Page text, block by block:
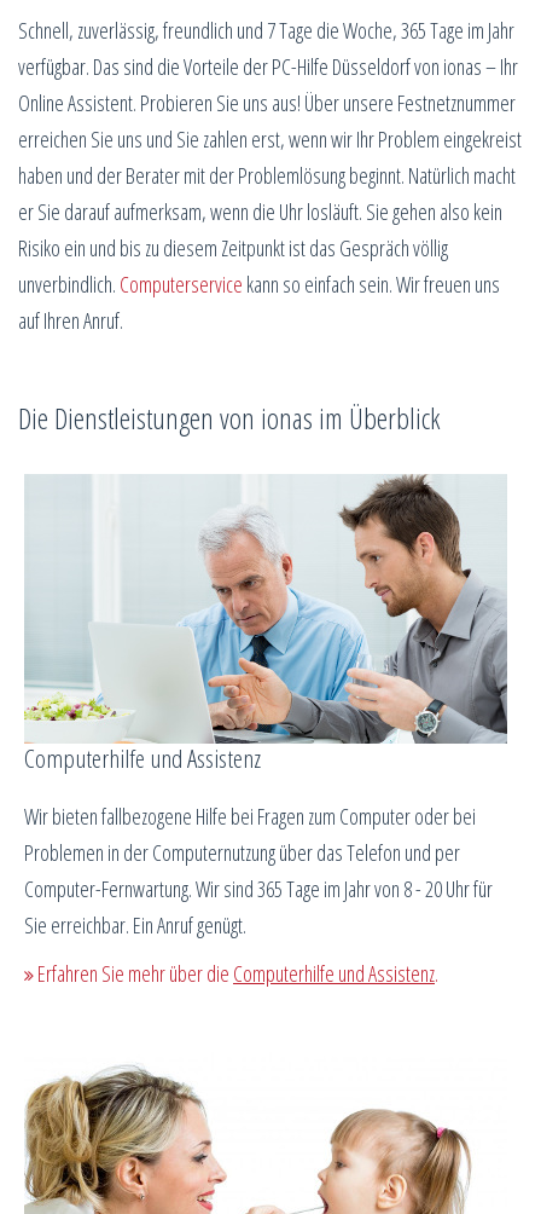
Schnell, zuverlässig, freundlich und 7 Tage die Woche, 365 Tage im Jahr
verfügbar. Das sind die Vorteile der PC-Hilfe Düsseldorf von ionas – Ihr
Online Assistent. Probieren Sie uns aus! Über unsere Festnetznummer
erreichen Sie uns und Sie zahlen erst, wenn wir Ihr Problem eingekreist
haben und der Berater mit der Problemlösung beginnt. Natürlich macht
er Sie darauf aufmerksam, wenn die Uhr losläuft. Sie gehen also kein
Risiko ein und bis zu diesem Zeitpunkt ist das Gespräch völlig
unverbindlich. Computerservice kann so einfach sein. Wir freuen uns
auf Ihren Anruf.
Die Dienstleistungen von ionas im Überblick
Computerhilfe und Assistenz
Wir bieten fallbezogene Hilfe bei Fragen zum Computer oder bei
Problemen in der Computernutzung über das Telefon und per
Computer-Fernwartung. Wir sind 365 Tage im Jahr von 8 - 20 Uhr für
Sie erreichbar. Ein Anruf genügt.
Erfahren Sie mehr über die Computerhilfe und Assistenz.